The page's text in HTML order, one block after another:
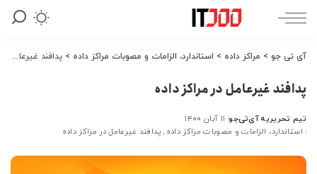
آی تی جو > مراکز داده > استاندارد، الزامات و مصوبات مراکز داده > پدافند غیرعامل در مراکز داده
پدافند غیرعامل در مراکز داده
ارسال
شده
تیم تحریریه آی‌تی‌جو ۱۱ آبان ۱۴۰۰
استاندارد، الزامات و مصوبات مراکز داده پدافند غیرعامل در مراکز داده